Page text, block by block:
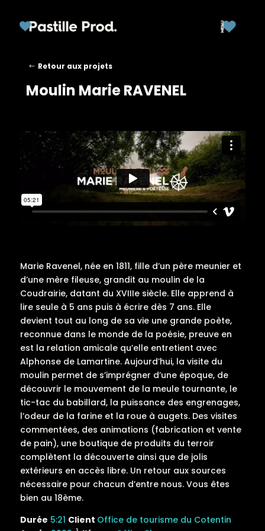
Retour aux projets
Moulin Marie RAVENEL
Marie Ravenel, née en 1811, fille d’un père meunier et
d’une mère fileuse, grandit au moulin de la
Coudrairie, datant du XVIIIe siècle. Elle apprend à
lire seule à 5 ans puis à écrire dès 7 ans. Elle
devient tout au long de sa vie une grande poète,
reconnue dans le monde de la poésie, preuve en
est la relation amicale qu’elle entretient avec
Alphonse de Lamartine. Aujourd’hui, la visite du
moulin permet de s’imprégner d’une époque, de
découvrir le mouvement de la meule tournante, le
tic-tac du babillard, la puissance des engrenages,
l’odeur de la farine et la roue à augets. Des visites
commentées, des animations (fabrication et vente
de pain), une boutique de produits du terroir
complètent la découverte ainsi que de jolis
extérieurs en accès libre. Un retour aux sources
nécessaire pour chacun d’entre nous. Vous êtes
bien au 18ème.
Durée 5:21 Client Office de tourisme du Cotentin